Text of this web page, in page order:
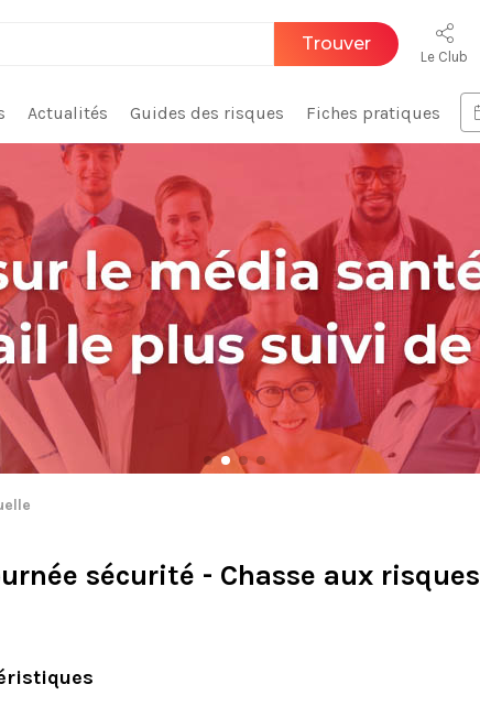
Trouver
Le Club
Actualités Guides des risques Fiches pratiques
sécurité - Chasse aux risques